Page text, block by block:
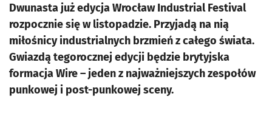
Dwunasta już edycja Wrocław Industrial Festival
rozpocznie się w listopadzie. Przyjadą na nią
miłośnicy industrialnych brzmień z całego świata.
Gwiazdą tegorocznej edycji będzie brytyjska
formacja Wire – jeden z najważniejszych zespołów
punkowej i post-punkowej sceny.